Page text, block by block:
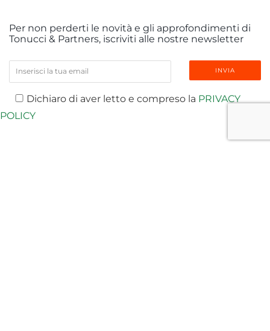
Per non perderti le novità e gli approfondimenti di
Tonucci & Partners, iscriviti alle nostre newsletter
Dichiaro di aver letto e compreso la PRIVACY
POLICY